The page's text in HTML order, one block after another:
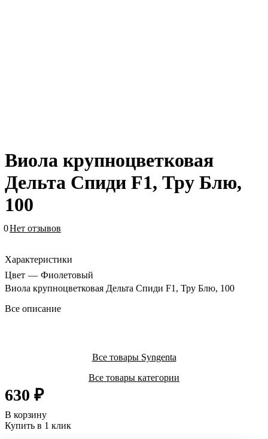
Виола крупноцветковая
Дельта Спиди F1, Тру Блю,
100
0Нет отзывов
Характеристики
Цвет — Фиолетовый
Виола крупноцветковая Дельта Спиди F1, Тру Блю, 100
Все описание
Все товары Syngenta
Все товары категории
630 ₽
В корзину
Купить в 1 клик